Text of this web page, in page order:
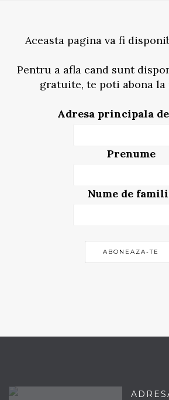
Aceasta pagina va fi
Pentru a afla cand sunt
gratuite, te poti abona
Adresa principala
Prenume
Nume de